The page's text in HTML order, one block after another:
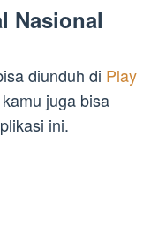
Nasional
diunduh di Play
juga bisa
ini.